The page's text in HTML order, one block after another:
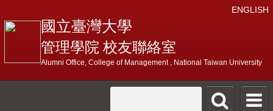
ENGLISH
國立臺灣大學
管理學院 校友聯絡室
Alumni Office, College of Management , National Taiwan University